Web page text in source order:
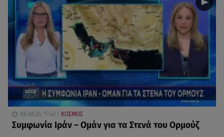
06.08.26, 17:43 ΚΟΣΜΟΣ
Συμφωνία Ιράν – Ομάν για τα Στενά του Ορμούζ